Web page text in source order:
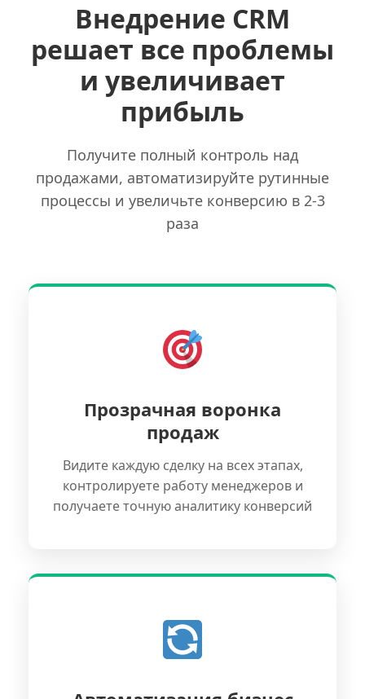
Внедрение CRM
решает все проблемы
и увеличивает
прибыль
Получите полный контроль над
продажами, автоматизируйте рутинные
процессы и увеличьте конверсию в 2-3
раза
Прозрачная воронка
продаж
Видите каждую сделку на всех этапах,
контролируете работу менеджеров и
получаете точную аналитику конверсий